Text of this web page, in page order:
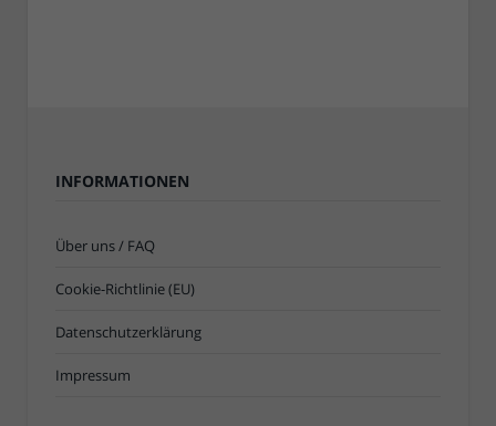
INFORMATIONEN
Über uns / FAQ
Cookie-Richtlinie (EU)
Datenschutzerklärung
Impressum